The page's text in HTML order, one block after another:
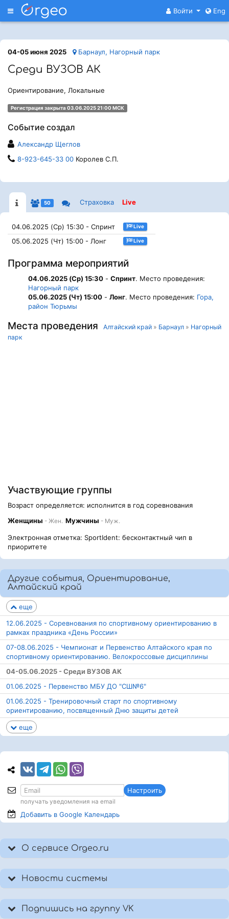
Меню Войти Eng
04-05 июня 2025 Барнаул, Нагорный парк
Среди ВУЗОВ АК
Ориентирование, Локальные
Регистрация закрыта 03.06.2025 21:00 МСК
Событие создал
Александр Щеглов
8-923-645-33 00 Королев С.П.
50 Страховка Live
04.06.2025 (Ср) 15:30 - Спринт Live
05.06.2025 (Чт) 15:00 - Лонг Live
Программа мероприятий
04.06.2025 (Ср) 15:30 - Спринт. Место проведения:
Нагорный парк
05.06.2025 (Чт) 15:00 - Лонг. Место проведения: Гора,
район Тюрьмы
Места проведения Алтайский край » Барнаул » Нагорный
парк
Участвующие группы
Возраст определяется: исполнится в год соревнования
Женщины - Жен. Мужчины - Муж.
Электронная отметка: SportIdent: бесконтактный чип в
приоритете
Другие события, Ориентирование,
Алтайский край
еще
12.06.2025 - Соревнования по спортивному ориентированию в
рамках праздника «День России»
07-08.06.2025 - Чемпионат и Первенство Алтайского края по
спортивному ориентированию. Велокроссовые дисциплины
04-05.06.2025 - Среди ВУЗОВ АК
01.06.2025 - Первенство МБУ ДО "СШ№6"
01.06.2025 - Тренировочный старт по спортивному
ориентированию, посвященный Дню защиты детей
еще
Настроить
получать уведомления на email
Добавить в Google Календарь
О сервисе Orgeo.ru
Новости системы
Подпишись на группу VK